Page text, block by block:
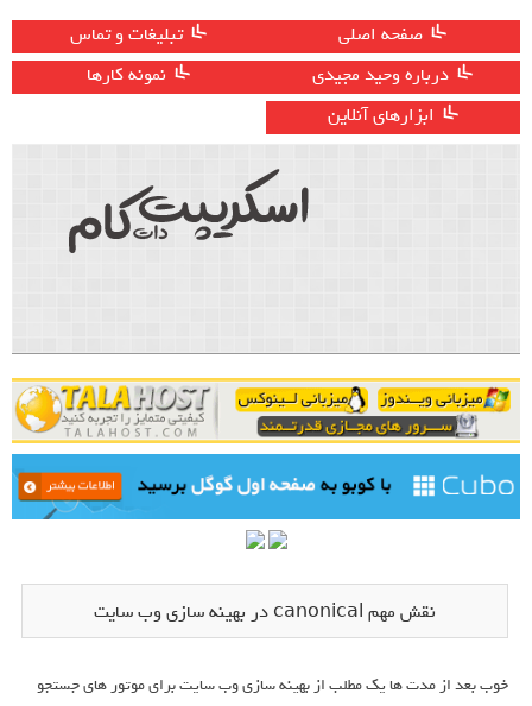
صفحه اصلی
تبلیغات و تماس
درباره وحید مجیدی
نمونه کارها
ابزارهای آنلاین
نقش مهم canonical در بهینه سازی وب سایت
خوب بعد از مدت ها یک مطلب از بهینه سازی وب سایت برای موتور های جستجو